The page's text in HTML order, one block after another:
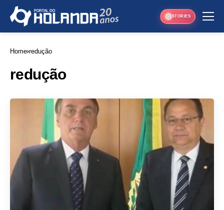
STORIES
Home redução
redução